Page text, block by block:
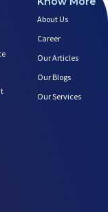
About Us
Career
Our Articles
Our Blogs
Our Services